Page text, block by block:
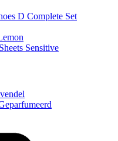
D Complete Set
Sensitive